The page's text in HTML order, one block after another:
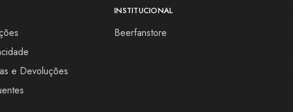
e Devoluções
INSTITUCIONAL
Beerfanstore